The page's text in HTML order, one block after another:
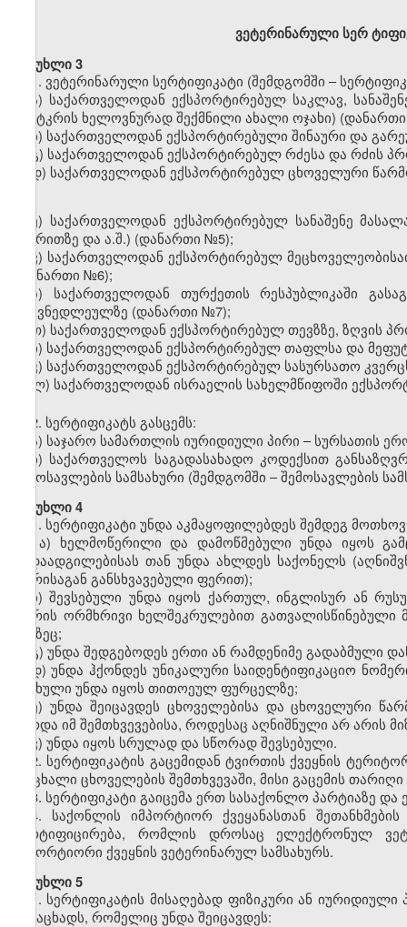
ვეტერინარული სერტ
მუხლი 3
1. ვეტერინარული სერტიფიკატი (შემდგომში –
ა) საქართველოდან ექსპორტირებულ საკლავ,
(ფუტკრის ხელოვნურად შექმნილი ახალი ოჯახი)
ბ) საქართველოდან ექსპორტირებული შინაური და
გ) საქართველოდან ექსპორტირებულ რძესა და რძის
დ) საქართველოდან ექსპორტირებულ ცხოველური
ე) საქართველოდან ექსპორტირებულ სანაშენე
ქვირითზე და ა.შ.) (დანართი №5);
ვ) საქართველოდან ექსპორტირებულ
(დანართი №6);
ზ) საქართველოდან თურქეთის რესპუბლიკაში
ტყავნედლეულზე (დანართი №7);
თ) საქართველოდან ექსპორტირებულ თევზზე, ზღვის
ი) საქართველოდან ექსპორტირებულ თაფლსა და
კ) საქართველოდან ექსპორტირებულ სასურსათო
ლ) საქართველოდან ისრაელის სახელმწიფოში
2. სერტიფიკატს გასცემს:
ა) საჯარო სამართლის იურიდიული პირი – სურსათის
ბ) საქართველოს საგადასახადო კოდექსით
შემოსავლების სამსახური (შემდგომში – შემოსავლების
მუხლი 4
1. სერტიფიკატი უნდა აკმაყოფილებდეს შემდეგ
ა) ხელმოწერილი და დამოწმებული უნდა იყოს
გადაადგილებისას თან უნდა ახლდეს საქონელს
ფერისაგან განსხვავებული ფერით);
ბ) შევსებული უნდა იყოს ქართულ, ინგლისურ ან
შორის ორმხრივი ხელშეკრულებით გათვალისწინებული
ენაზეც;
გ) უნდა შედგებოდეს ერთი ან რამდენიმე გადაბმული
დ) უნდა ჰქონდეს უნიკალური საიდენტიფიკაციო
ასახული უნდა იყოს თითოეულ ფურცელზე;
ე) უნდა შეიცავდეს ცხოველებისა და ცხოველური
გარდა იმ შემთხვევებისა, როდესაც აღნიშნული არ
ვ) უნდა იყოს სრულად და სწორად შევსებული.
2. სერტიფიკატის გაცემიდან ტვირთის ქვეყნის
ცოცხალი ცხოველების შემთხვევაში, მისი გაცემის
3. სერტიფიკატი გაიცემა ერთ სასაქონლო პარტიაზე და
4. საქონლის იმპორტიორ ქვეყანასთან
სერტიფიცირება, რომლის დროსაც ელექტრონულ
იმპორტიორი ქვეყნის ვეტერინარულ სამსახურს.
მუხლი 5
1. სერტიფიკატის მისაღებად ფიზიკური ან
განაცხადს, რომელიც უნდა შეიცავდეს: